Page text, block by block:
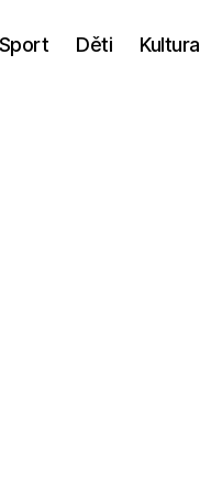
Sport Děti Kultura